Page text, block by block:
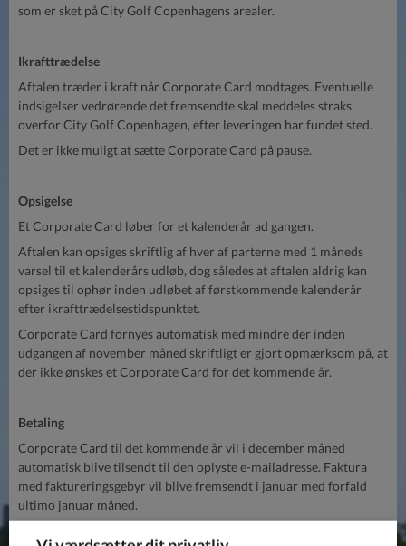
som er sket på City Golf Copenhagens arealer.
Ikrafttrædelse
Aftalen træder i kraft når Corporate Card modtages. Eventuelle
indsigelser vedrørende det fremsendte skal meddeles straks
overfor City Golf Copenhagen, efter leveringen har fundet sted.
Det er ikke muligt at sætte Corporate Card på pause.
Opsigelse
Et Corporate Card løber for et kalenderår ad gangen.
Aftalen kan opsiges skriftlig af hver af parterne med 1 måneds
varsel til et kalenderårs udløb, dog således at aftalen aldrig kan
opsiges til ophør inden udløbet af førstkommende kalenderår
efter ikrafttrædelsestidspunktet.
Corporate Card fornyes automatisk med mindre der inden
udgangen af november måned skriftligt er gjort opmærksom på, at
der ikke ønskes et Corporate Card for det kommende år.
Betaling
Corporate Card til det kommende år vil i december måned
automatisk blive tilsendt til den oplyste e-mailadresse. Faktura
med faktureringsgebyr vil blive fremsendt i januar med forfald
ultimo januar måned.